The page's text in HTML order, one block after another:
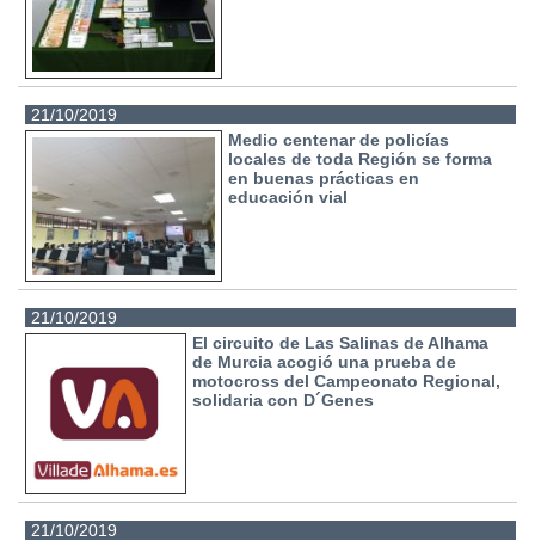
21/10/2019
Medio centenar de policías
locales de toda Región se forma
en buenas prácticas en
educación vial
21/10/2019
El circuito de Las Salinas de Alhama
de Murcia acogió una prueba de
motocross del Campeonato Regional,
solidaria con D´Genes
21/10/2019